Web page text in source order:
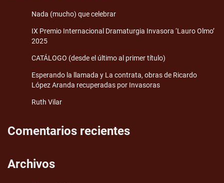
Nada (mucho) que celebrar
IX Premio Internacional Dramaturgia Invasora ‘Lauro Olmo’
2025
CATÁLOGO (desde el último al primer título)
Esperando la llamada y La contrata, obras de Ricardo
López Aranda recuperadas por Invasoras
Ruth Vilar
Comentarios recientes
Archivos